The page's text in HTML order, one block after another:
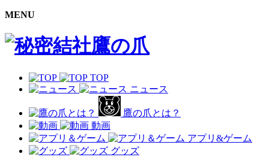
MENU
TOP
ニュース
鷹の爪とは？
動画
アプリ&ゲーム
グッズ